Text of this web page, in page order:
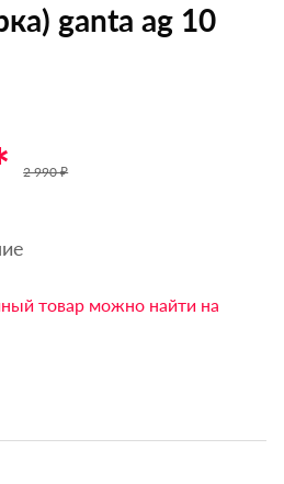
ganta ag 10
2 990 ₽
товар можно найти на